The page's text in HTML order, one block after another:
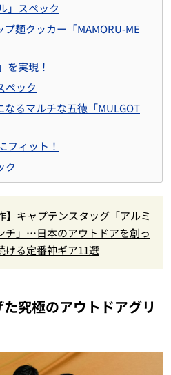
」スペック
プ麺クッカー「MAMORU-ME
を実現！
ペック
るマルチな五徳「MULGOT
フィット！
ク
】キャプテンスタッグ「アルミ
チ」…日本のアウトドアを創っ
ける定番神ギア11選
究極のアウトドアグリ